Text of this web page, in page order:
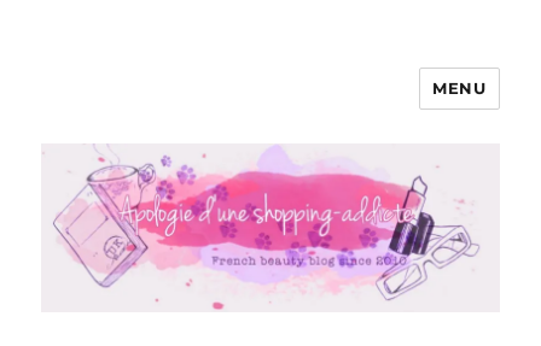
Apologie d'une Shopping-addicte
MENU